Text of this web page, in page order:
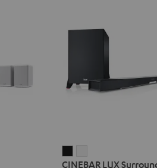
CINEBAR LUX